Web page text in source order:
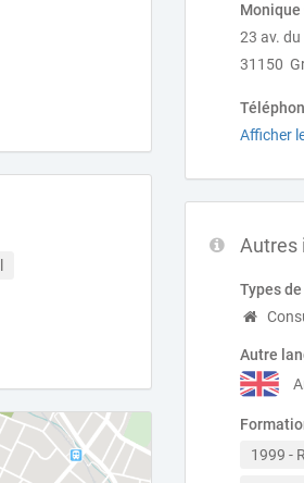
Monique
23 av.
31150
Afficher
Autres
Types
Autre
1999 -